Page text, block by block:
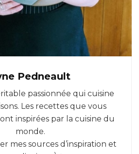
Pedneault
passionnée qui cuisine
Les recettes que vous
inspirées par la cuisine du
monde.
mes sources d’inspiration et